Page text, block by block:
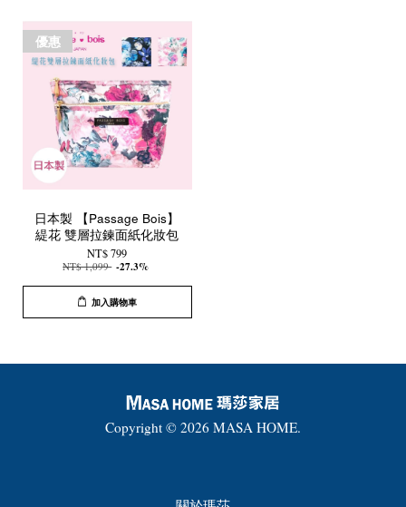
優惠
日本製 【Passage Bois】
緹花 雙層拉鍊面紙化妝包
NT$ 799
NT$ 1,099 -27.3%
加入購物車
Copyright © 2026 MASA HOME.